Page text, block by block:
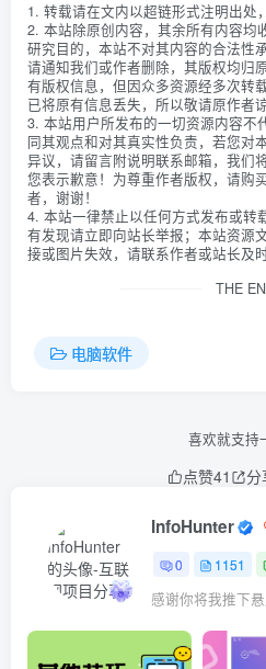
1. 转载请在文内以超链形式注明出处
2. 本站除原创内容，其余所有内容均
研究目的，本站不对其内容的合法性
请通知我们或作者删除，其版权均归
有版权信息，但因众多资源经多次转
已将原有信息丢失，所以敬请原作者谅
3. 本站用户所发布的一切资源内容不
同其观点和对其真实性负责，若您对
异议，请留言附说明联系邮箱，我们
您表示歉意！为尊重作者版权，请购
者，谢谢！
4. 本站一律禁止以任何方式发布或转
有发现请立即向站长举报；本站资源
接或图片失效，请联系作者或站长及时
THE
电脑软件
喜欢就支持
点赞41 分
InfoHunter
0 1151
感谢你将我推下